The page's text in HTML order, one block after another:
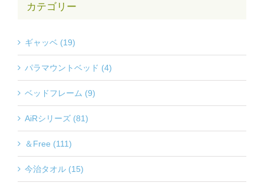
カテゴリー
ギャッベ (19)
パラマウントベッド (4)
ベッドフレーム (9)
AiRシリーズ (81)
＆Free (111)
今治タオル (15)